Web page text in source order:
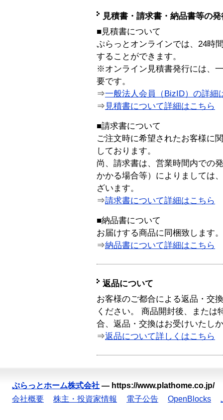
見積書・請求書・納品書等の
■見積書について
ぷらっとオンラインでは、24時
することができます。
※オンライン見積書発行には、
要です。
⇒一般法人会員（BizID）の詳細
⇒ 見積書について詳細はこちら
■請求書について
ご注文時に希望されたお客様に
しております。
尚、請求書は、営業時間内での
かかる場合等）によりましては
ざいます。
⇒請求書について詳細はこちら
■納品書について
お届けする商品に同梱致します。
⇒納品書について詳細はこちら
返品について
お客様のご都合による返品・交
ください。 商品開封後、または
合、返品・交換はお受けいたし
⇒返品について詳しくはこちら
ぷらっとホーム株式会社 — https://www.plathome.co.jp/
会社概要
株主・投資家情報 電子公告 OpenBlocks